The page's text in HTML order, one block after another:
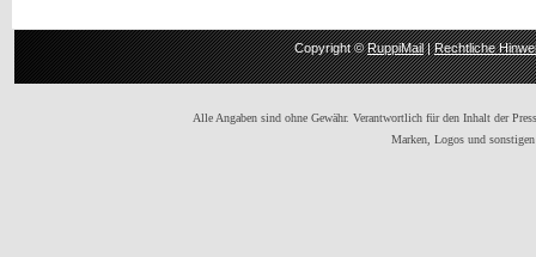
Copyright ©RuppiMail|Rechtliche
Alle Angaben sind ohne Gewähr. Verantwortlich für den Inhalt der
Marken, Logos und